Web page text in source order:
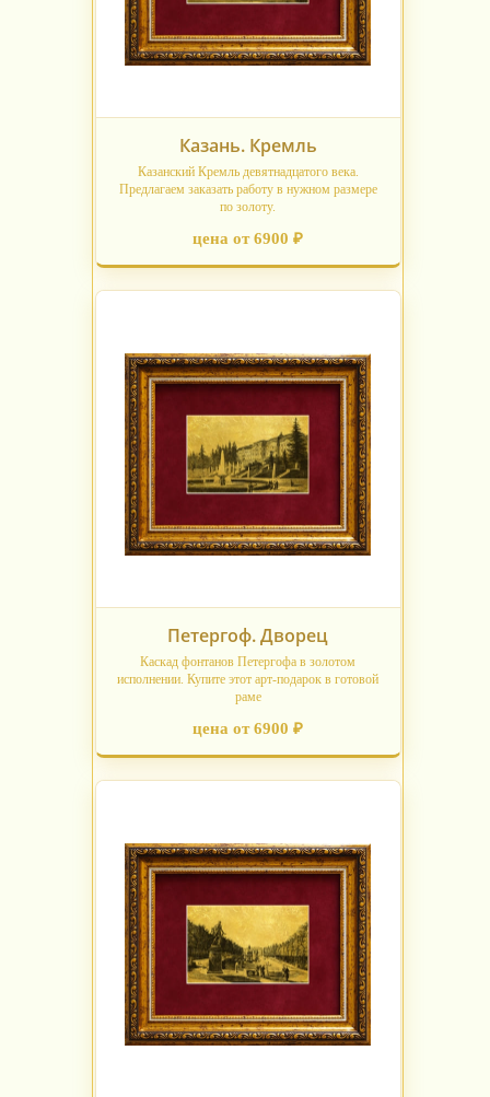
Казань. Кремль
Казанский Кремль девятнадцатого века.
Предлагаем заказать работу в нужном размере
по золоту.
цена от 6900 ₽
Петергоф. Дворец
Каскад фонтанов Петергофа в золотом
исполнении. Купите этот арт-подарок в готовой
раме
цена от 6900 ₽